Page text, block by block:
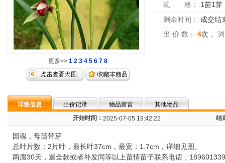
更多>> 1 2 3 4 5 6 7 8
规 格：
1苗1芽
剩余时间：
成交结
出 价 数：
4次，
详细信息 出价记录 物品留言
其他物品
开始时间： 2025-07-05 19:42:22 结
国魂，母苗带芽
总叶片数：2片叶，最长叶37cm，最宽：1.7cm，详细见图。
两腐30天，退全款或者补发同等以上苗情苗子联系电话，